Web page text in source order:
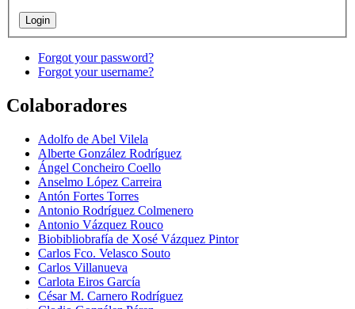
Forgot your password?
Forgot your username?
Colaboradores
Adolfo de Abel Vilela
Alberte González Rodríguez
Ángel Concheiro Coello
Anselmo López Carreira
Antón Fortes Torres
Antonio Rodríguez Colmenero
Antonio Vázquez Rouco
Biobibliobrafía de Xosé Vázquez Pintor
Carlos Fco. Velasco Souto
Carlos Villanueva
Carlota Eiros García
César M. Carnero Rodríguez